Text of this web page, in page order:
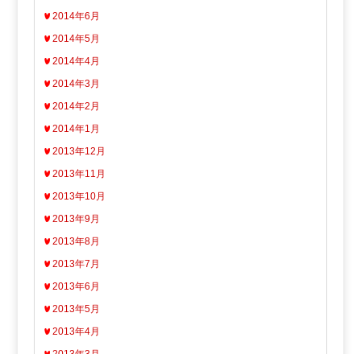
2014年6月
2014年5月
2014年4月
2014年3月
2014年2月
2014年1月
2013年12月
2013年11月
2013年10月
2013年9月
2013年8月
2013年7月
2013年6月
2013年5月
2013年4月